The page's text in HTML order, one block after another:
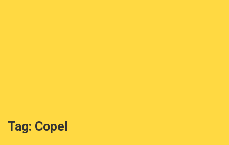
Tag: Copel